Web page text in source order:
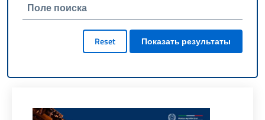
Поле поиска
Reset Показать результаты